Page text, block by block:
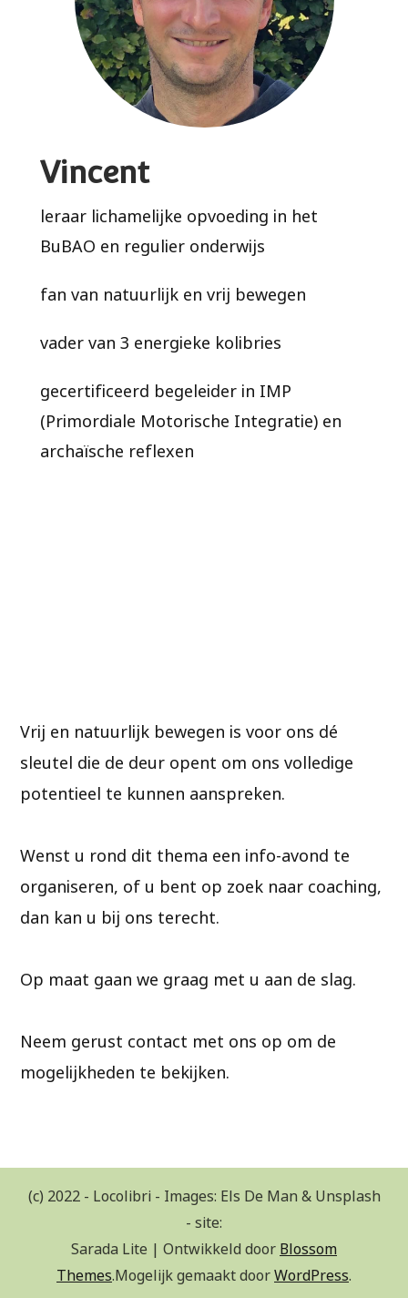
Vincent
leraar lichamelijke opvoeding in het
BuBAO en regulier onderwijs
fan van natuurlijk en vrij bewegen
vader van 3 energieke kolibries
gecertificeerd begeleider in IMP
(Primordiale Motorische Integratie) en
archaïsche reflexen
Vrij en natuurlijk bewegen is voor ons dé
sleutel die de deur opent om ons volledige
potentieel te kunnen aanspreken.
Wenst u rond dit thema een info-avond te
organiseren, of u bent op zoek naar coaching,
dan kan u bij ons terecht.
Op maat gaan we graag met u aan de slag.
Neem gerust contact met ons op om de
mogelijkheden te bekijken.
(c) 2022 - Locolibri - Images: Els De Man & Unsplash
- site:
Sarada Lite | Ontwikkeld doorBlossom
Themes.Mogelijk gemaakt doorWordPress.